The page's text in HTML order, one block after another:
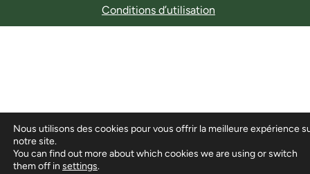
Conditions d’utilisation
Nous utilisons des cookies pour vous offrir la meilleure expérience
notre site.
You can find out more about which cookies we are using or switch
them off in settings.